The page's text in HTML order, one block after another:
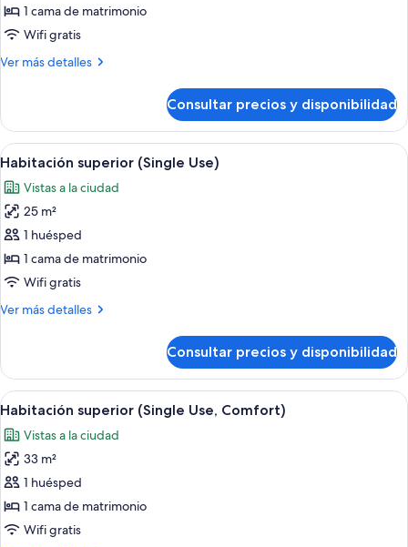
Deluxe,
vistas
a
en
esquina
(Single
Use)
1 cama de matrimonio
Wifi gratis
Ver más detalles
Más
Deluxe,
vistas
a
ciudad,
en
esquina
(Single
Use)
Consultar precios y disponibilidad
Abrir
todas
las
fotos
de
Habitación
superior
Use)
Ropa de cama de alta calidad,
14
Habitación superior (Single Use)
Vistas a la ciudad
25 m²
1 huésped
1 cama de matrimonio
Wifi gratis
Ver más detalles
Más
superior
(Single
Use)
Consultar precios y disponibilidad
Abrir
todas
las
fotos
de
Habitación
superior
Ropa de cama de alta calidad,
15
Habitación superior (Single Use, Comfort)
Vistas a la ciudad
33 m²
1 huésped
1 cama de matrimonio
Wifi gratis